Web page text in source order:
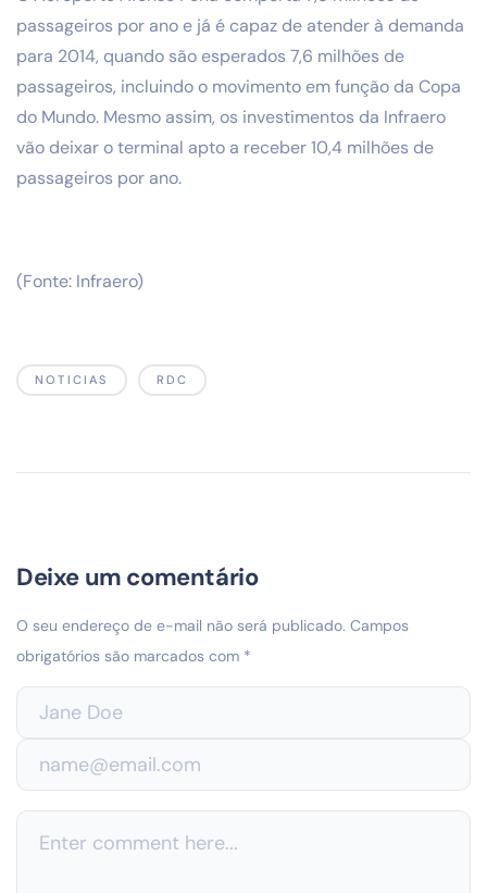
passageiros por ano e já é capaz de atender à demanda
para 2014, quando são esperados 7,6 milhões de
passageiros, incluindo o movimento em função da Copa
do Mundo. Mesmo assim, os investimentos da Infraero
vão deixar o terminal apto a receber 10,4 milhões de
passageiros por ano.
(Fonte: Infraero)
NOTICIAS RDC
Deixe um comentário
O seu endereço de e-mail não será publicado. Campos
obrigatórios são marcados com *